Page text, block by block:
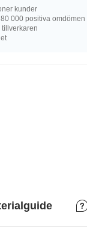
kunder
000 positiva omdömen
tillverkaren